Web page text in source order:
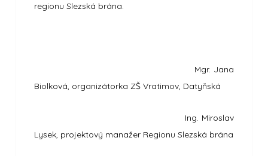
regionu Slezská brána.
Mgr. Jana
Biolková, organizátorka ZŠ Vratimov, Datyňská
Ing. Miroslav
Lysek, projektový manažer Regionu Slezská brána